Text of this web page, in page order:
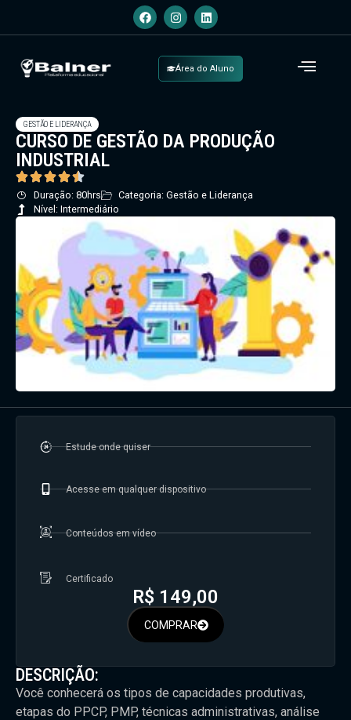
Área do Aluno
GESTÃO E LIDERANÇA
CURSO DE GESTÃO DA PRODUÇÃO
INDUSTRIAL
Duração: 80hrs
Categoria: Gestão e Liderança
Nível: Intermediário
DESCRIÇÃO:
Você conhecerá os tipos de capacidades produtivas,
etapas do PPCP, PMP, técnicas administrativas, análise
Estude onde quiser
Acesse em qualquer dispositivo
Conteúdos em vídeo
Certificado
R$ 149,00
COMPRAR